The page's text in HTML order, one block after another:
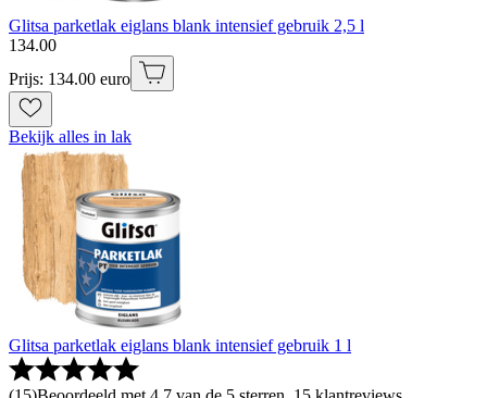
Glitsa parketlak eiglans blank intensief gebruik 2,5 l
134.00
Prijs: 134.00 euro
Bekijk alles in lak
Glitsa parketlak eiglans blank intensief gebruik 1 l